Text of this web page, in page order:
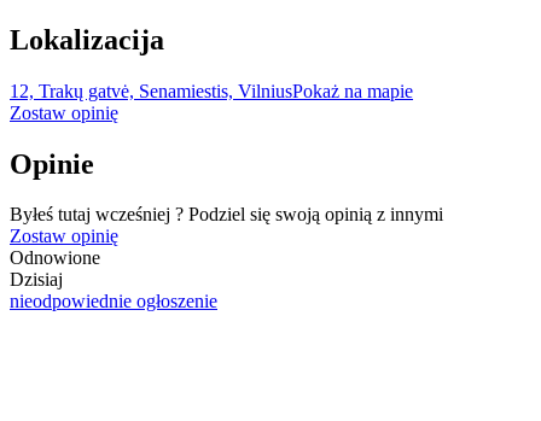
Lokalizacija
12, Trakų gatvė, Senamiestis, VilniusPokaż na mapie
Zostaw opinię
Opinie
Byłeś tutaj wcześniej ? Podziel się swoją opinią z innymi
Zostaw opinię
Odnowione
Dzisiaj
nieodpowiednie ogłoszenie